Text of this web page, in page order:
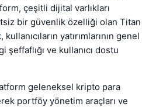
çeşitli dijital varlıkları
bir güvenlik özelliği olan Titan
yatırımlarının genel
ve kullanıcı dostu
geleneksel kripto para
portföy yönetim araçları ve